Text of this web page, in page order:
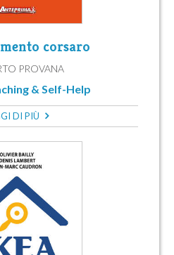
corsaro
PROVANA
& Self-Help
DI PIÙ